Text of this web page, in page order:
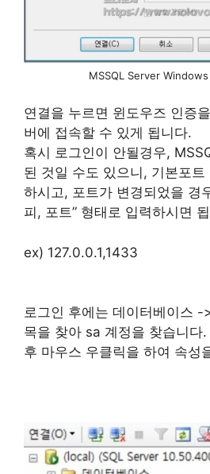
MSSQL Server Windows
연결을 누르면 윈도우즈 인증
버에 접속할 수 있게 됩니다.
혹시 로그인이 안될경우,
된 것일 수도 있으니, 기본포
하시고, 포트가 변경되었을 경
피, 포트” 형태로 입력하시면
ex) 127.0.0.1,1433
로그인 후에는 데이터베이스
목을 찾아 sa 계정을 찾습니다
후 마우스 우클릭을 하여 속성